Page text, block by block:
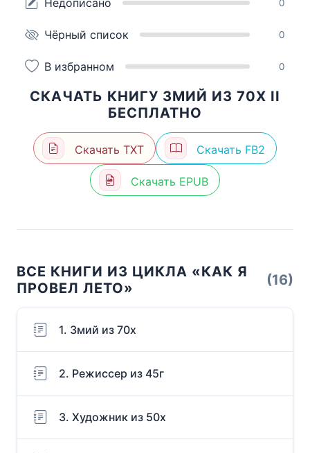
Недописано 0
Чёрный список 0
В избранном 0
СКАЧАТЬ КНИГУ ЗМИЙ ИЗ 70Х II
БЕСПЛАТНО
Скачать TXT Скачать FB2
Скачать EPUB
ВСЕ КНИГИ ИЗ ЦИКЛА «КАК Я
ПРОВЕЛ ЛЕТО»
(16)
1. Змий из 70х
2. Режиссер из 45г
3. Художник из 50х